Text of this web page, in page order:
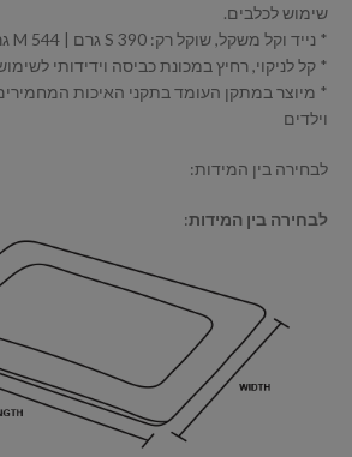
שימוש לכלבים.
* נייד וקל משקל, שוקל רק: S 390 גרם | M 544 גרם | L 839 גרם.
* קל לניקוי, רחיץ במכונת כביסה וידידותי
* מיוצר במתקן העומד בתקני האיכות
וילדים
לבחירה בין המידות:
לבחירה בין המידות: